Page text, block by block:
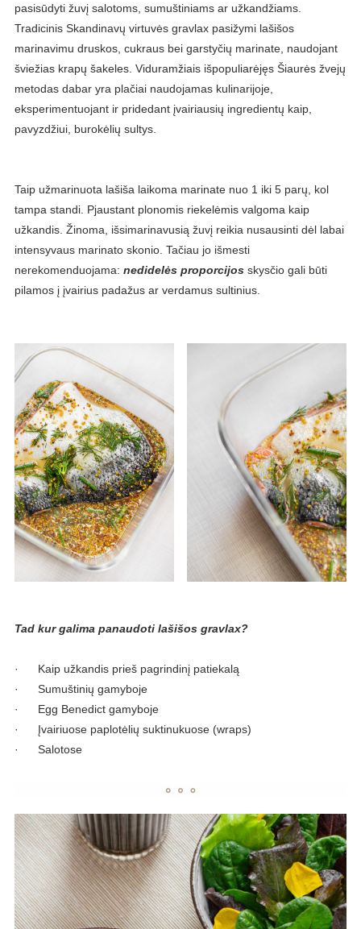
pasisūdyti žuvį salotoms, sumuštiniams ar užkandžiams.
Tradicinis Skandinavų virtuvės gravlax pasižymi lašišos
marinavimu druskos, cukraus bei garstyčių marinate, naudojant
šviežias krapų šakeles. Viduramžiais išpopuliarėjęs Šiaurės žvejų
metodas dabar yra plačiai naudojamas kulinarijoje,
eksperimentuojant ir pridedant įvairiausių ingredientų kaip,
pavyzdžiui, burokėlių sultys.
Taip užmarinuota lašiša laikoma marinate nuo 1 iki 5 parų, kol
tampa standi. Pjaustant plonomis riekelėmis valgoma kaip
užkandis. Žinoma, išsimarinavusią žuvį reikia nusausinti dėl labai
intensyvaus marinato skonio. Tačiau jo išmesti
nerekomenduojama: nedidelės proporcijosskysčio gali būti
pilamos į įvairius padažus ar verdamus sultinius.
Tad kur galima panaudoti lašišos gravlax?
· Kaip užkandis prieš pagrindinį patiekalą
· Sumuštinių gamyboje
· Egg Benedict gamyboje
· Įvairiuose paplotėlių suktinukuose (wraps)
· Salotose